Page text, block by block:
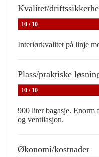
Kvalitet/
10 / 10
Interiørkvalitet på linje
Plass/praktiske
10 / 10
900 liter bagasje. Enorm
og ventilasjon.
Økonomi/kostnader